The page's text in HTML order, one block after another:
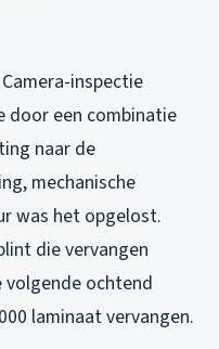
inspectie
door een combinatie
naar de
mechanische
was het opgelost.
die vervangen
ochtend
laminaat vervangen.